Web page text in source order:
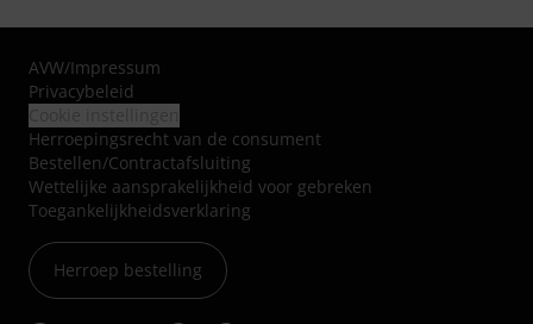
AVW/Impressum
Privacybeleid
Herroepingsrecht van de consument
Bestellen/Contractafsluiting
Wettelijke aansprakelijkheid voor gebreken
Toegankelijkheidsverklaring
Herroep bestelling